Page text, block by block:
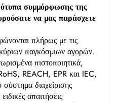
συμμόρφωσης της
να μας παράσχετε
πλήρως με τις
κύριων παγκόσμιων αγορών.
πιστοποιητικά,
REACH, EPR και IEC,
διαχείρισης
απαιτήσεις